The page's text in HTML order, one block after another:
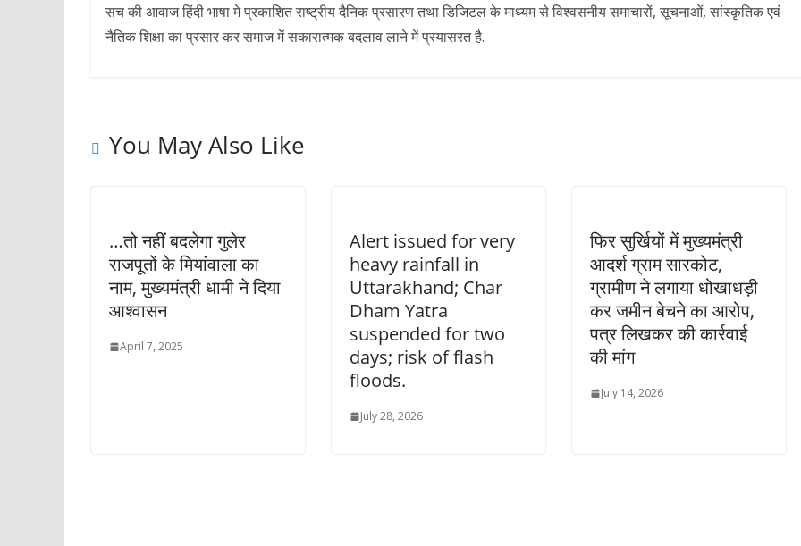
सच की आवाज हिंदी भाषा मे प्रकाशित राष्ट्रीय दैनिक प्रसारण तथा डिजिटल के माध्यम से विश्वसनीय समाचारों, सूचनाओं, सांस्कृतिक एवं
नैतिक शिक्षा का प्रसार कर समाज में सकारात्मक बदलाव लाने में प्रयासरत है.
You May Also Like
…तो नहीं बदलेगा गुलेर
राजपूतों के मियांवाला का
नाम, मुख्यमंत्री धामी ने दिया
आश्वासन
April 7, 2025
Alert issued for very
heavy rainfall in
Uttarakhand; Char
Dham Yatra
suspended for two
days; risk of flash
floods.
July 28, 2026
फिर सुर्खियों में मुख्यमंत्री
आदर्श ग्राम सारकोट,
ग्रामीण ने लगाया धोखाधड़ी
कर जमीन बेचने का आरोप,
पत्र लिखकर की कार्रवाई
की मांग
July 14, 2026